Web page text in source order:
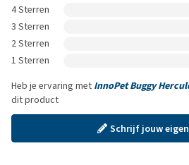
4 Sterren
3 Sterren
2 Sterren
1 Sterren
Heb je ervaring met InnoPet Buggy
dit product
Schrijf jouw